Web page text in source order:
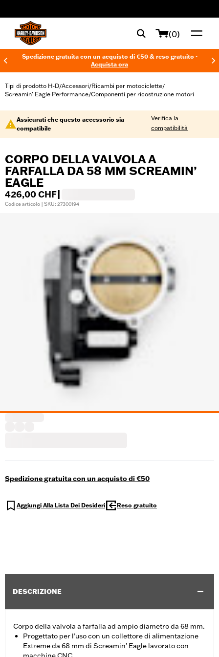
(0)
Spedizione gratuita con un acquisto di €50 & reso gratuito -
Acquista ora
Tipi di prodotto H-D/Accessori/Ricambi per motociclette/
Screamin' Eagle Performance/Componenti per ricostruzione motori
Assicurati che questo accessorio sia
compatibile
Verifica la
compatibilità
CORPO DELLA VALVOLA A
FARFALLA DA 58 MM SCREAMIN’
EAGLE
426,00 CHF
Codice articolo | SKU: 27300194
Spedizione gratuita con un acquisto di €50
Aggiungi Alla Lista Dei Desideri Reso gratuito
DESCRIZIONE
Corpo della valvola a farfalla ad ampio diametro da 68 mm.
Progettato per l’uso con un collettore di alimentazione
Extreme da 68 mm di Screamin’ Eagle lavorato con